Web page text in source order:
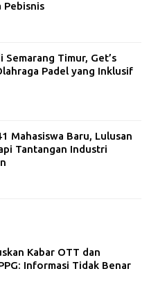
Pebisnis
Semarang Timur, Get’s
Padel yang Inklusif
Mahasiswa Baru, Lulusan
Tantangan Industri
Kabar OTT dan
Informasi Tidak Benar